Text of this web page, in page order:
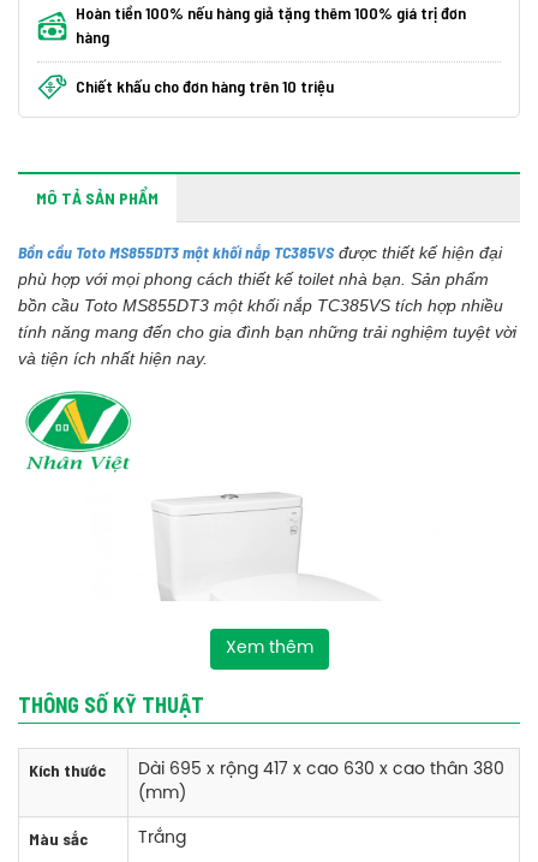
Hoàn tiền 100% nếu hàng giả tặng thêm 100% giá trị đơn
hàng
Chiết khấu cho đơn hàng trên 10 triệu
MÔ TẢ SẢN PHẨM
Bồn cầu Toto MS855DT3 một khối nắp TC385VSđược thiết kế hiện đại
phù hợp với mọi phong cách thiết kế toilet nhà bạn. Sản phẩm
bồn cầu Toto MS855DT3 một khối nắp TC385VS tích hợp nhiều
tính năng mang đến cho gia đình bạn những trải nghiệm tuyệt vời
và tiện ích nhất hiện nay.
Xem thêm
THÔNG SỐ KỸ THUẬT
Kích thước
Dài 695 x rộng 417 x cao 630 x cao thân 380
(mm)
Màu sắc Trắng